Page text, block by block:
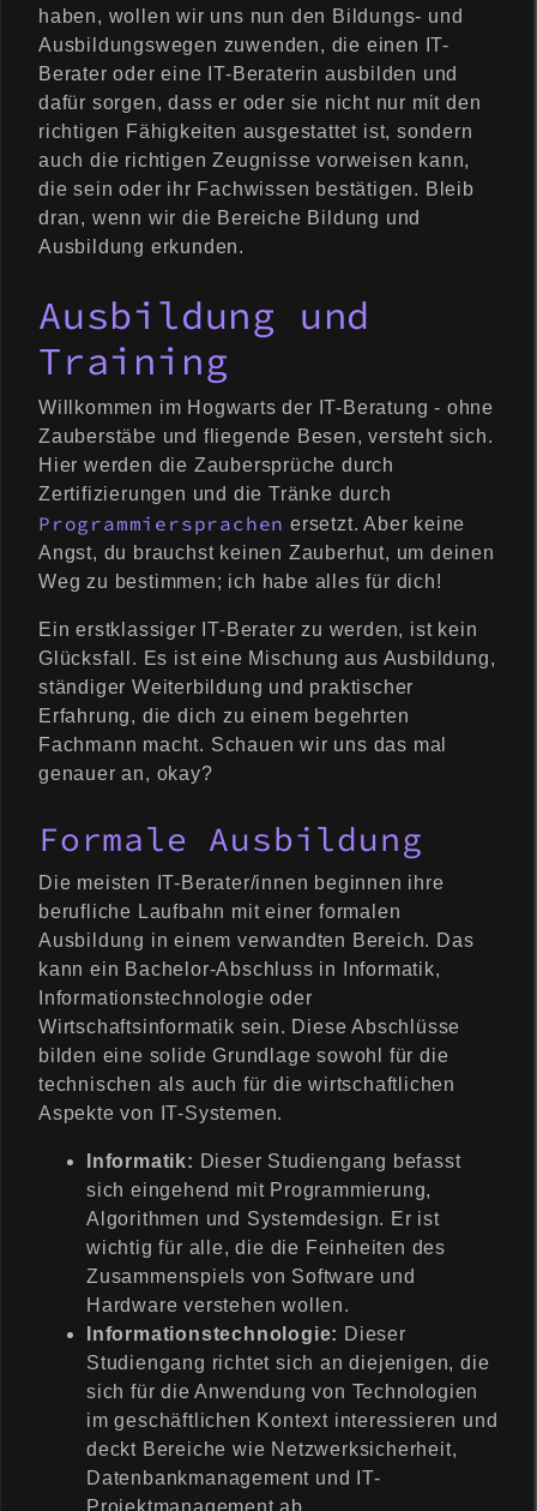
haben, wollen wir uns nun den Bildungs- und
Ausbildungswegen zuwenden, die einen IT-
Berater oder eine IT-Beraterin ausbilden und
dafür sorgen, dass er oder sie nicht nur mit den
richtigen Fähigkeiten ausgestattet ist, sondern
auch die richtigen Zeugnisse vorweisen kann,
die sein oder ihr Fachwissen bestätigen. Bleib
dran, wenn wir die Bereiche Bildung und
Ausbildung erkunden.
Ausbildung und
Training
Willkommen im Hogwarts der IT-Beratung - ohne
Zauberstäbe und fliegende Besen, versteht sich.
Hier werden die Zaubersprüche durch
Zertifizierungen und die Tränke durch
Programmiersprachen ersetzt. Aber keine
Angst, du brauchst keinen Zauberhut, um deinen
Weg zu bestimmen; ich habe alles für dich!
Ein erstklassiger IT-Berater zu werden, ist kein
Glücksfall. Es ist eine Mischung aus Ausbildung,
ständiger Weiterbildung und praktischer
Erfahrung, die dich zu einem begehrten
Fachmann macht. Schauen wir uns das mal
genauer an, okay?
Formale Ausbildung
Die meisten IT-Berater/innen beginnen ihre
berufliche Laufbahn mit einer formalen
Ausbildung in einem verwandten Bereich. Das
kann ein Bachelor-Abschluss in Informatik,
Informationstechnologie oder
Wirtschaftsinformatik sein. Diese Abschlüsse
bilden eine solide Grundlage sowohl für die
technischen als auch für die wirtschaftlichen
Aspekte von IT-Systemen.
Informatik: Dieser Studiengang befasst
sich eingehend mit Programmierung,
Algorithmen und Systemdesign. Er ist
wichtig für alle, die die Feinheiten des
Zusammenspiels von Software und
Hardware verstehen wollen.
Informationstechnologie: Dieser
Studiengang richtet sich an diejenigen, die
sich für die Anwendung von Technologien
im geschäftlichen Kontext interessieren und
deckt Bereiche wie Netzwerksicherheit,
Datenbankmanagement und IT-